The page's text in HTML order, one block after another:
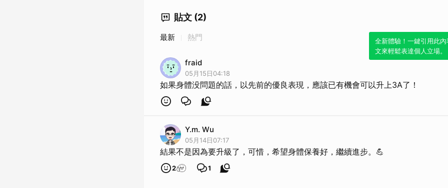
貼文 (2)
全新體驗！一鍵引用此
文來輕鬆表達個人立場。
最新 熱門
fraid
05月15日04:18
如果身體没問題的話，以先前的優良表現，應該已有機會可以升上3A了！
Y.m. Wu
05月14日07:17
結果不是因為要升級了，可惜，希望身體保養好，繼續進步。💪
2 1